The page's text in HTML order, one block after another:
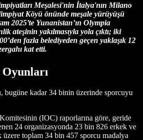
Meşalesi'nin İtalya'nın Milano
Köyü önünde meşale yürüyüşü
2025’te Yunanistan’ın Olympia
ateşinin yakılmasıyla yola çıktı; iki
fazla belediyeden geçen yaklaşık 12
kat etti.
bugüne kadar 34 binin üzerinde sporcuyu
(IOC) raporlarına göre, geride
24 organizasyonda 23 bin 826 erkek ve
üzere toplam 34 bin 457 sporcu madalya